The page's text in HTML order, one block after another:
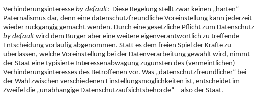
Verhinderungsinteresse by default: Diese Regelung stellt zwar keinen „harten“
Paternalismus dar, denn eine datenschutzfreundliche Voreinstellung kann jederzeit
wieder rückgängig gemacht werden. Durch eine gesetzliche Pflicht zum Datenschutz
by default wird dem Bürger aber eine weitere eigenverantwortlich zu treffende
Entscheidung vorläufig abgenommen. Statt es dem freien Spiel der Kräfte zu
überlassen, welche Voreinstellung bei der Datenverarbeitung gewählt wird, nimmt
der Staat eine typisierte Interessenabwägung zugunsten des (vermeintlichen)
Verhinderungsinteresses des Betroffenen vor. Was „datenschutzfreundlicher“ bei
der Wahl zwischen verschiedenen Einstellungsmöglichkeiten ist, entscheidet im
Zweifel die „unabhängige Datenschutzaufsichtsbehörde“ – also der Staat.